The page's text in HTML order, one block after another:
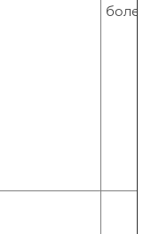
более,